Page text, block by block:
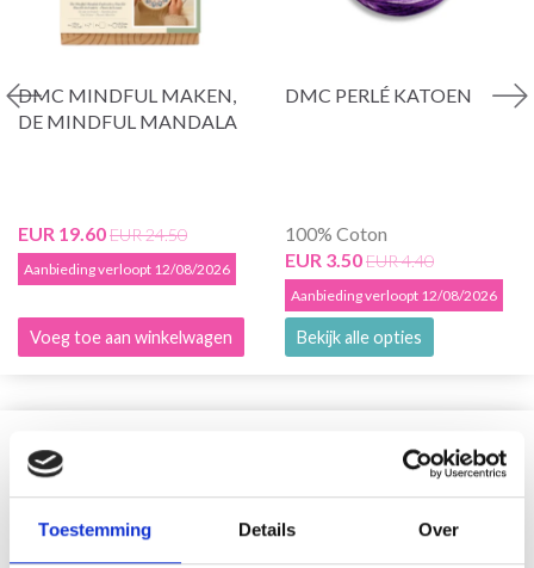
Toestemming Details Over
DMC MINDFUL MAKEN,
DE MINDFUL MANDALA
EUR 19.60EUR 24.50
Aanbieding verloopt 12/08/2026
Voeg toe aan winkelwagen
DMC PERLÉ KATOEN
100% Coton
EUR 3.50EUR 4.40
Aanbieding verloopt 12/08/2026
Bekijk alle opties
VERGELIJKBAAR MET DIT